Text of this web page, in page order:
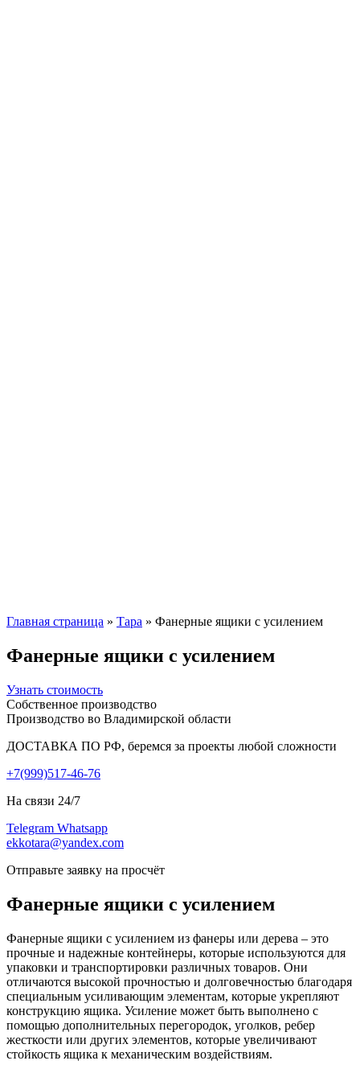
Главная страница » Тара » Фанерные ящики с усилением
Фанерные ящики с усилением
Узнать стоимость
Собственное производство
Производство во Владимирской области
ДОСТАВКА ПО РФ, беремся за проекты любой сложности
+7(999)517-46-76
На связи 24/7
Telegram Whatsapp
ekkotara@yandex.com
Отправьте заявку на просчёт
Фанерные ящики с усилением
Фанерные ящики с усилением из фанеры или дерева – это
прочные и надежные контейнеры, которые используются для
упаковки и транспортировки различных товаров. Они
отличаются высокой прочностью и долговечностью благодаря
специальным усиливающим элементам, которые укрепляют
конструкцию ящика. Усиление может быть выполнено с
помощью дополнительных перегородок, уголков, ребер
жесткости или других элементов, которые увеличивают
стойкость ящика к механическим воздействиям.